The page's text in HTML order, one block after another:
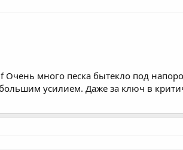
Очень много песка бытекло под
усилием. Даже за ключ в